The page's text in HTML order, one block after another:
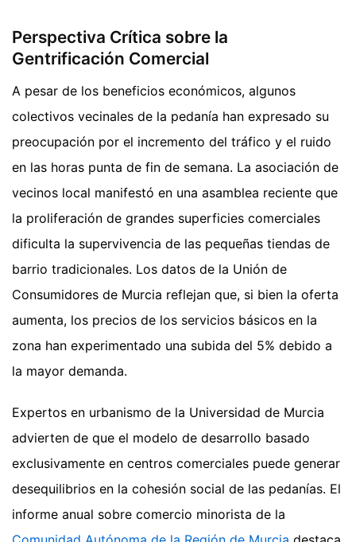
Perspectiva Crítica sobre la
Gentrificación Comercial
A pesar de los beneficios económicos, algunos
colectivos vecinales de la pedanía han expresado su
preocupación por el incremento del tráfico y el ruido
en las horas punta de fin de semana. La asociación de
vecinos local manifestó en una asamblea reciente que
la proliferación de grandes superficies comerciales
dificulta la supervivencia de las pequeñas tiendas de
barrio tradicionales. Los datos de la Unión de
Consumidores de Murcia reflejan que, si bien la oferta
aumenta, los precios de los servicios básicos en la
zona han experimentado una subida del 5% debido a
la mayor demanda.
Expertos en urbanismo de la Universidad de Murcia
advierten de que el modelo de desarrollo basado
exclusivamente en centros comerciales puede generar
desequilibrios en la cohesión social de las pedanías. El
informe anual sobre comercio minorista de la